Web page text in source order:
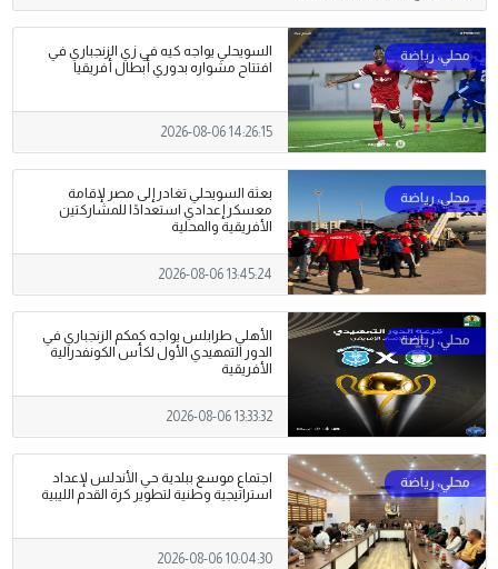
السويحلي يواجه كيه في زي الزنجباري في
افتتاح مشواره بدوري أبطال أفريقيا
2026-08-06 14:26:15
بعثة السويحلي تغادر إلى مصر لإقامة
معسكر إعدادي استعدادًا للمشاركتين
الأفريقية والمحلية
2026-08-06 13:45:24
الأهلي طرابلس يواجه كمكم الزنجباري في
الدور التمهيدي الأول لكأس الكونفدرالية
الأفريقية
2026-08-06 13:33:32
اجتماع موسع ببلدية حي الأندلس لإعداد
استراتيجية وطنية لتطوير كرة القدم الليبية
2026-08-06 10:04:30